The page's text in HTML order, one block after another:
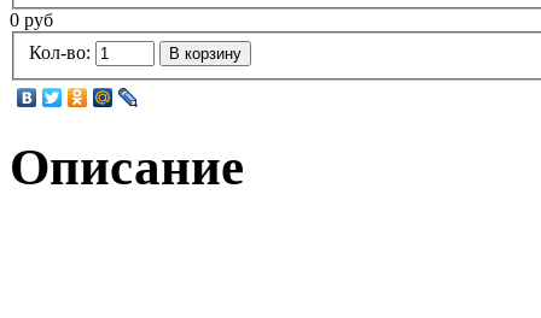
0 руб
Кол-во:
В корзину
Описание